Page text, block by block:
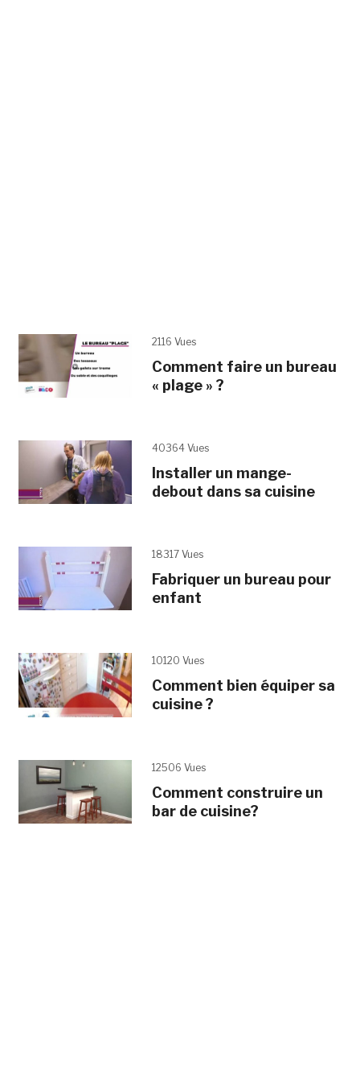
2116 Vues
Comment faire un bureau
« plage » ?
40364 Vues
Installer un mange-
debout dans sa cuisine
18317 Vues
Fabriquer un bureau pour
enfant
10120 Vues
Comment bien équiper sa
cuisine ?
12506 Vues
Comment construire un
bar de cuisine?